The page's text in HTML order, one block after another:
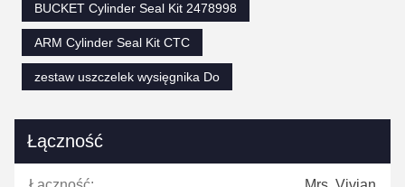
BUCKET Cylinder Seal Kit 2478998
ARM Cylinder Seal Kit CTC
zestaw uszczelek wysięgnika Do
Łączność